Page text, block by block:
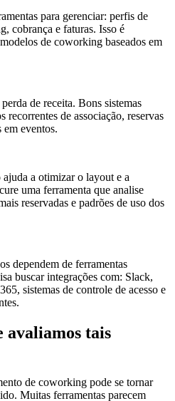
para gerenciar: perfis de
cobrança e faturas. Isso é
de coworking baseados em
de receita. Bons sistemas
recorrentes de associação, reservas
em eventos.
ajuda a otimizar o layout e a
uma ferramenta que analise
reservadas e padrões de uso dos
dependem de ferramentas
buscar integrações com: Slack,
sistemas de controle de acesso e
avaliamos tais
de coworking pode se tornar
Muitas ferramentas parecem